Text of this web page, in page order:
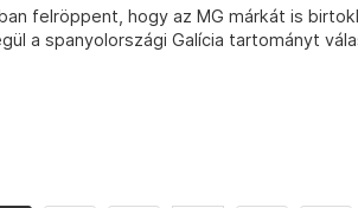
felröppent, hogy az MG márkát is
a spanyolországi Galícia tartományt